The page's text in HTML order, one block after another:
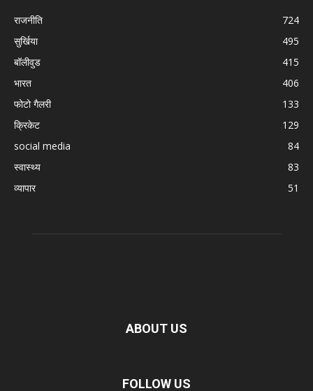
राजनीति
724
सुर्खिया
495
बॉलीवुड
415
भारत
406
फोटो गैलरी
133
क्रिकेट
129
social media
84
स्वास्थ्य
83
व्यापार
51
ABOUT US
FOLLOW US